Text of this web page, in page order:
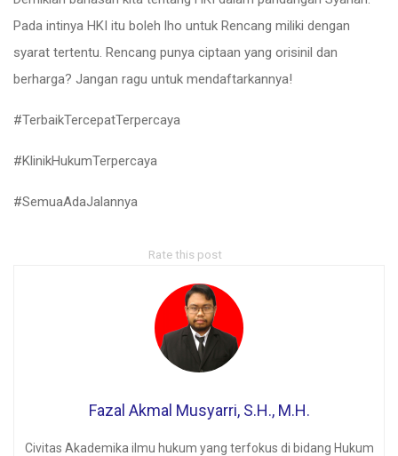
Pada intinya HKI itu boleh lho untuk Rencang miliki dengan
syarat tertentu. Rencang punya ciptaan yang orisinil dan
berharga? Jangan ragu untuk mendaftarkannya!
#TerbaikTercepatTerpercaya
#KlinikHukumTerpercaya
#SemuaAdaJalannya
Rate this post
Fazal Akmal Musyarri, S.H., M.H.
Civitas Akademika ilmu hukum yang terfokus di bidang Hukum